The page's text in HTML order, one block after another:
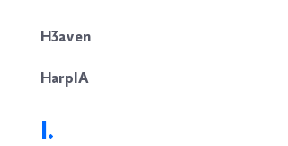
H3aven
HarpIA
I.